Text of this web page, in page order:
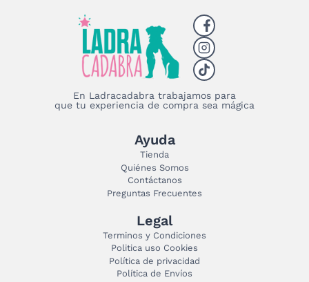
En Ladracadabra trabajamos para
que tu experiencia de compra sea mágica
Ayuda
Tienda
Quiénes Somos
Contáctanos
Preguntas Frecuentes
Legal
Terminos y Condiciones
Politica uso Cookies
Política de privacidad
Política de Envíos